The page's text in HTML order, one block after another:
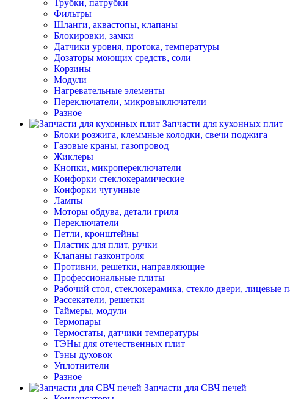
Трубки, патрубки
Фильтры
Шланги, аквастопы, клапаны
Блокировки, замки
Датчики уровня, протока, температуры
Дозаторы моющих средств, соли
Корзины
Модули
Нагревательные элементы
Переключатели, микровыключатели
Разное
Запчасти для кухонных плит
Блоки розжига, клеммные колодки, свечи поджига
Газовые краны, газопровод
Жиклеры
Кнопки, микропереключатели
Конфорки стеклокерамические
Конфорки чугунные
Лампы
Моторы обдува, детали гриля
Переключатели
Петли, кронштейны
Пластик для плит, ручки
Клапаны газконтроля
Противни, решетки, направляющие
Профессиональные плиты
Рабочий стол, стеклокерамика, стекло двери, лицевые
Рассекатели, решетки
Таймеры, модули
Термопары
Термостаты, датчики температуры
ТЭНы для отечественных плит
Тэны духовок
Уплотнители
Разное
Запчасти для СВЧ печей